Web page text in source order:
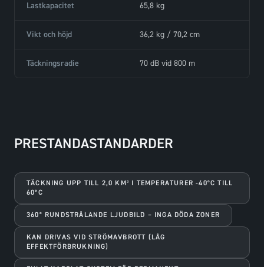
Lastkapacitet 65,8 kg
Vikt och höjd 36,2 kg / 70,2 cm
Täckningsradie 70 dB vid 800 m
PRESTANDASTANDARDER
TÄCKNING UPP TILL 2,0 KM² I TEMPERATURER -40°C TILL
60°C
360° RUNDSTRÅLANDE LJUDBILD – INGA DÖDA ZONER
KAN DRIVAS VID STRÖMAVBROTT (LÅG
EFFEKTFÖRBRUKNING)